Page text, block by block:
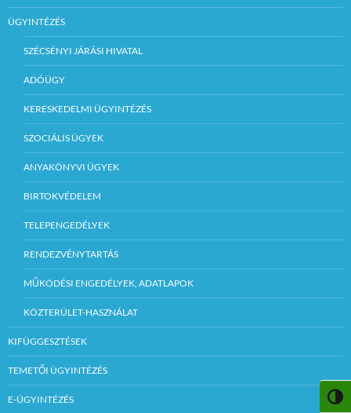
ÜGYINTÉZÉS
SZÉCSÉNYI JÁRÁSI HIVATAL
ADÓÜGY
KERESKEDELMI ÜGYINTÉZÉS
SZOCIÁLIS ÜGYEK
ANYAKÖNYVI ÜGYEK
BIRTOKVÉDELEM
TELEPENGEDÉLYEK
RENDEZVÉNYTARTÁS
MŰKÖDÉSI ENGEDÉLYEK, ADATLAPOK
KÖZTERÜLET-HASZNÁLAT
KIFÜGGESZTÉSEK
TEMETŐI ÜGYINTÉZÉS
E-ÜGYINTÉZÉS